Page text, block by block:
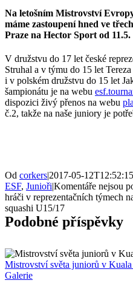
Na letošním Mistrovství
máme zastoupení hned ve
Praze na Hector Sport od 11.5.
V družstvu do 17 let české
Struhal a v týmu do 15 let
i v polském družstvu do 15 let
šampionátu je na webu
dispozici živý přenos na webu
č.2, takže na naše juniory je
Od corkers|2017-05-
ESF, Junioři|Komentáře nejsou
hráči v reprezentačních týmech
squashi U15/17
Podobné příspěvky
Mistrovství světa juniorů v
Galerie